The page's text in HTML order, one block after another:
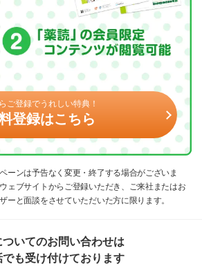
ご登録でうれしい特典！
登録はこちら
ーンは予告なく変更・終了する場合がございま
ェブサイトからご登録いただき、ご来社またはお
ーと面談をさせていただいた方に限ります。
ついてのお問い合わせは
でも受け付けております